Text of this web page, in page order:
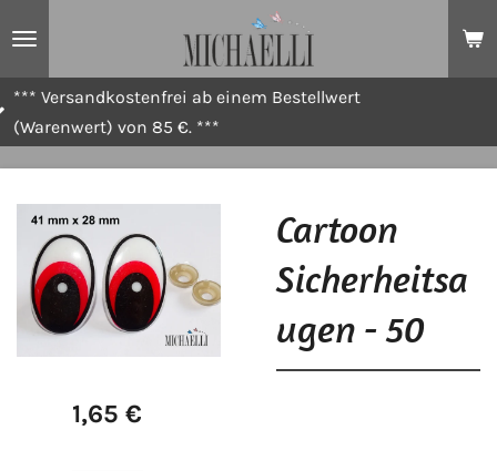
ab einem Bestellwert
85 €. ***
Cartoon
Sicherheitsa
ugen - 50
1,65 €